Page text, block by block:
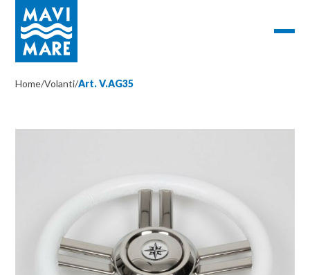
Home/Volanti/Art. V.AG35